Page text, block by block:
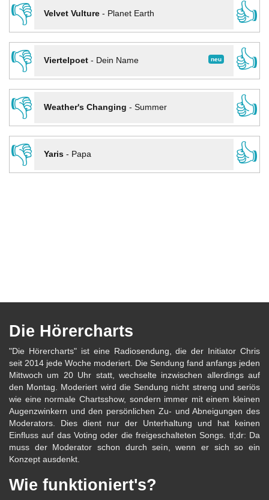
👎
Velvet Vulture- Planet Earth
👍
👎
neu
Viertelpoet- Dein Name
👍
👎
Weather's Changing - Summer
👍
👎
Yaris- Papa 👍
Die Hörercharts
"Die Hörercharts" ist eine Radiosendung, die der Initiator Chris
seit 2014 jede Woche moderiert. Die Sendung fand anfangs jeden
Mittwoch um 20 Uhr statt, wechselte inzwischen allerdings auf
den Montag. Moderiert wird die Sendung nicht streng und seriös
wie eine normale Chartsshow, sondern immer mit einem kleinen
Augenzwinkern und den persönlichen Zu- und Abneigungen des
Moderators. Dies dient nur der Unterhaltung und hat keinen
Einfluss auf das Voting oder die freigeschalteten Songs. tl;dr: Da
muss der Moderator schon durch sein, wenn er sich so ein
Konzept ausdenkt.
Wie funktioniert's?